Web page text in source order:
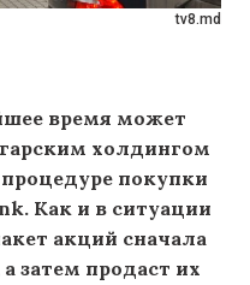
tv8.md
время может
холдингом
покупки
Как и в ситуации
акций сначала
затем продаст их